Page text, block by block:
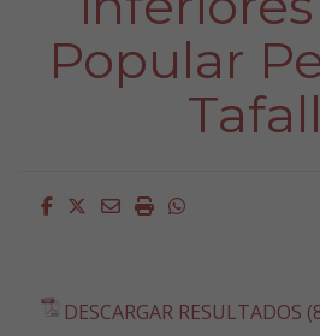
Popular
Facebook
Twitter
EmailImprimirWhatsapp
DESCARGAR RESULTADOS